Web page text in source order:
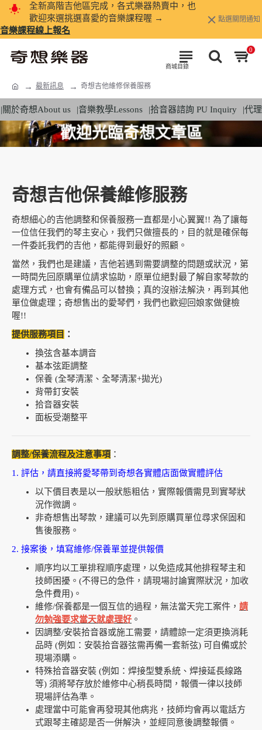
全新高階吉他區完成，各式樂器熱賣中，也
歡迎來選挑選喜愛的音樂課程喔 →
音樂課程線上報名
點選關閉通知
0
最新訊息 奇想吉他維修保養服務
|關於奇想About us |音樂教學Lessons |拾音器諮詢 PU Inquiry |代
歡迎光臨奇想文章區
奇想吉他保養維修服務
奇想細心的吉他調整和保養服務一直都是小心翼翼!! 為了讓每
一位信任我們的琴主安心，我們只做擅長的，目的就是確保每
一件委託我們的吉他，都能得到最好的照顧。
當然，我們也是建議，吉他若遇到需要調整的問題或狀況，第
一時間先回原購單位請求協助，原單位絕對最了解自家琴款的
處理方式，也會有備品可以替換；真的沒辦法解決，再到其他
單位做處理；奇想售出的愛琴們，我們也歡迎回娘家做健檢
喔!!
提供服務項目 ：
換弦含基本調音
基本弦距調整
保養 (全琴清潔、全琴清潔+拋光)
背帶釘安裝
拾音器安裝
面板受潮整平
調整/保養流程及注意事項 ：
1. 評估，請直接將愛琴帶到奇想各實體店面做實體評估
以下價目表是以一般狀態粗估，實際報價需見到實琴狀
況作微調。
非奇想售出琴款，建議可以先到原購買單位尋求保固和
售後服務。
2. 接案後，填寫維修/保養單並提供報價
順序均以工單排程順序處理，以免造成其他排程琴主和
技師困擾。(不得已的急件，請現場討論實際狀況，加收
急件費用)。
維修/保養都是一個互信的過程，無法當天完工案件， 請
勿勉強要求當天就處理好 。
因調整/安裝拾音器或施工需要，請體諒一定須更換消耗
品時 (例如：安裝拾音器弦需再備一套新弦) 可自備或於
現場添購。
特殊拾音器安裝 (例如：焊接型雙系統、焊接延長線路
等) 須將琴存放於維修中心稍長時間，報價一律以技師
現場評估為準。
處理當中可能會再發現其他病兆，技師均會再以電話方
式跟琴主確認是否一併解決，並經同意後調整報價。